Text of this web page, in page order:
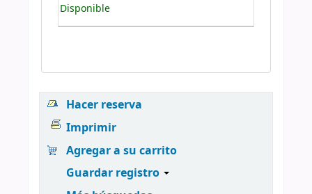
Disponible
Hacer reserva
Imprimir
Agregar a su carrito
Guardar registro